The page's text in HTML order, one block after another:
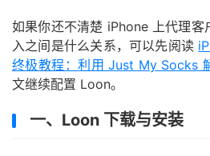
如果你还不清楚 iPhone 上代理客
入之间是什么关系，可以先阅读
终极教程：利用 Just My Socks
文继续配置 Loon。
一、Loon 下载与安装